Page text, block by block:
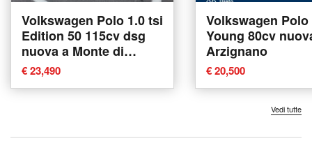
Volkswagen Polo 1.0 tsi
Edition 50 115cv dsg
nuova a Monte di
Procida
€ 23,490
Volkswagen Polo
Young 80cv
Arzignano
€ 20,500
Vedi tutte